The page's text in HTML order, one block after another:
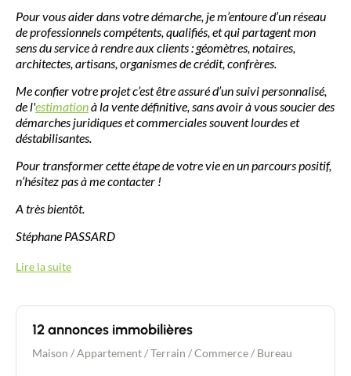
Pour vous aider dans votre démarche, je m’entoure d’un réseau
de professionnels compétents, qualifiés, et qui partagent mon
sens du service à rendre aux clients : géomètres, notaires,
architectes, artisans, organismes de crédit, confrères.
Me confier votre projet c’est être assuré d’un suivi personnalisé,
de l'estimationà la vente définitive, sans avoir à vous soucier des
démarches juridiques et commerciales souvent lourdes et
déstabilisantes.
Pour transformer cette étape de votre vie en un parcours positif,
n‘hésitez pas à me contacter !
A très bientôt.
Stéphane PASSARD
Lire la suite
12 annonces immobilières
Maison /Appartement/Terrain /Commerce / Bureau